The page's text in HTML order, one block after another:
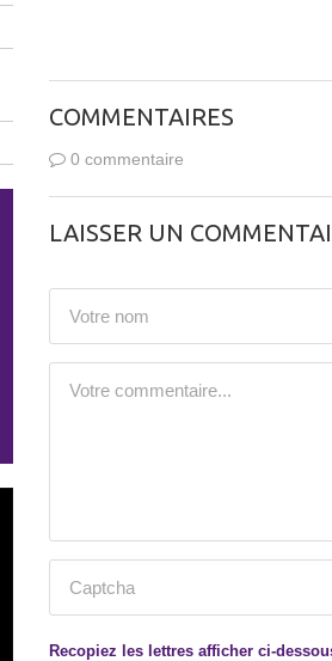
COMMENTAIRES
0 commentaire
LAISSER UN
Recopiez les lettres afficher ci-